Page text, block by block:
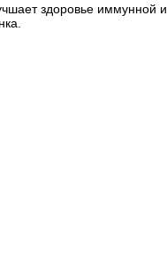
здоровье иммунной и